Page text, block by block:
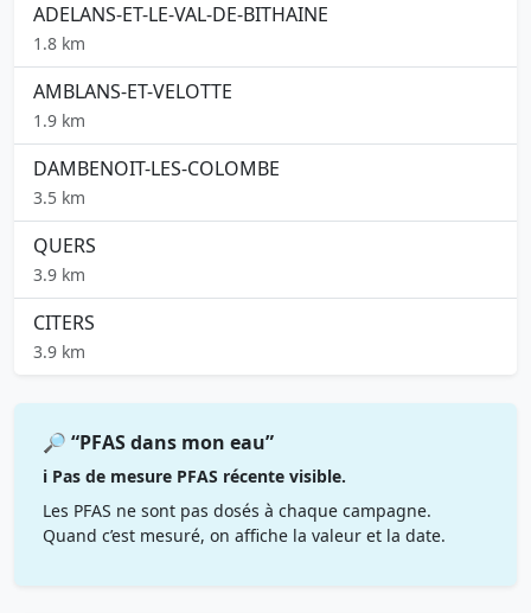
ADELANS-ET-LE-VAL-DE-BITHAINE
1.8 km
AMBLANS-ET-VELOTTE
1.9 km
DAMBENOIT-LES-COLOMBE
3.5 km
QUERS
3.9 km
CITERS
3.9 km
🔎 “PFAS dans mon eau”
ℹ️ Pas de mesure PFAS récente visible.
Les PFAS ne sont pas dosés à chaque campagne.
Quand c’est mesuré, on affiche la valeur et la date.